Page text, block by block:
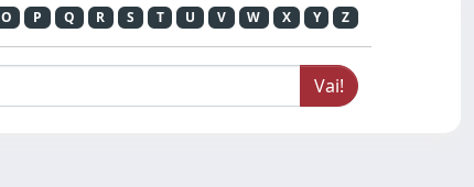
O P Q R S T U V W X Y Z